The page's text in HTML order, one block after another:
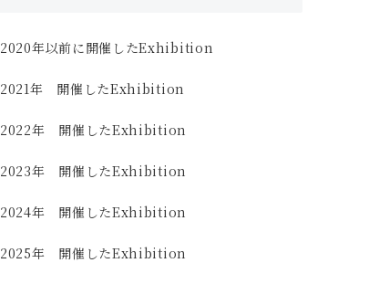
2020年以前に開催したExhibition
2021年 開催したExhibition
2022年 開催したExhibition
2023年 開催したExhibition
2024年 開催したExhibition
2025年 開催したExhibition